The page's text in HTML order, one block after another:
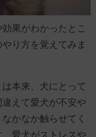
果がわかったとこ
り方を覚えてみま
本来、犬にとって
えて愛犬が不安や
かなか触らせてく
愛犬がストレスや